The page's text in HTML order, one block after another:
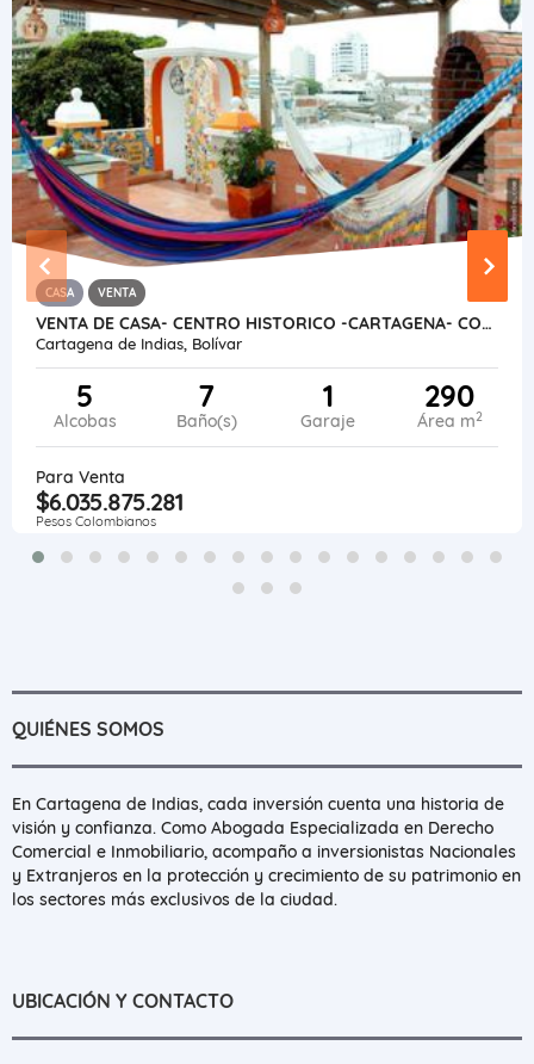
CASA VENTA
VENTA DE CASA- CENTRO HISTORICO -CARTAGENA- COLOMBIA
Cartagena de Indias, Bolívar
5
Alcobas
7
Baño(s)
1
Garaje
290
Área m2
Para Venta
$6.035.875.281
Pesos Colombianos
QUIÉNES SOMOS
En Cartagena de Indias, cada inversión cuenta una historia de
visión y confianza. Como Abogada Especializada en Derecho
Comercial e Inmobiliario, acompaño a inversionistas Nacionales
y Extranjeros en la protección y crecimiento de su patrimonio en
los sectores más exclusivos de la ciudad.
UBICACIÓN Y CONTACTO